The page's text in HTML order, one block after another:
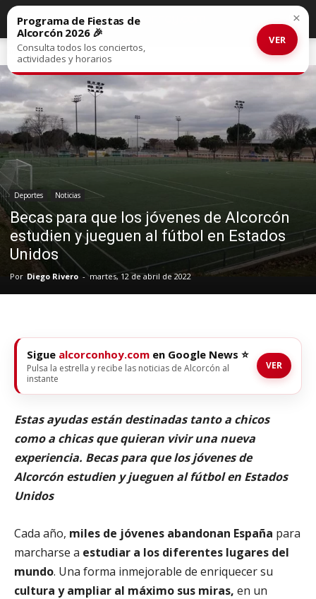
Inicio Deportes
Deportes Noticias
Becas para que los jóvenes de Alcorcón
estudien y jueguen al fútbol en Estados
Unidos
Por Diego Rivero - martes, 12 de abril de 2022
Programa de Fiestas de
Alcorcón 2026 🎉
Consulta todos los conciertos,
actividades y horarios
VER
×
Sigue alcorconhoy.com en Google News ⭐
Pulsa la estrella y recibe las noticias de Alcorcón al
instante
VER
Estas ayudas están destinadas tanto a chicos
como a chicas que quieran vivir una nueva
experiencia. Becas para que los jóvenes de
Alcorcón estudien y jueguen al fútbol en Estados
Unidos
Cada año, miles de jóvenes abandonan España para
marcharse a estudiar a los diferentes lugares del
mundo. Una forma inmejorable de enriquecer su
cultura y ampliar al máximo sus miras, en un